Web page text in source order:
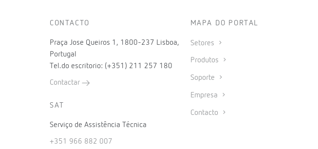
CONTACTO
Praça Jose Queiros 1, 1800-237 Lisboa,
Portugal
Tel.do escritorio: (+351) 211 257 180
Contactar
SAT
Serviço de Assistência Técnica
+351 966 882 007
MAPA DO PORTAL
Setores
Produtos
Soporte
Empresa
Contacto